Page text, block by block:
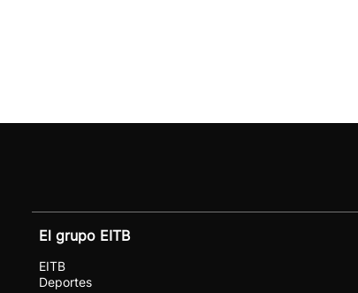
El grupo EITB
EITB
Deportes